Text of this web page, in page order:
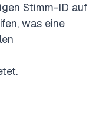
Stimm-ID auf
was eine